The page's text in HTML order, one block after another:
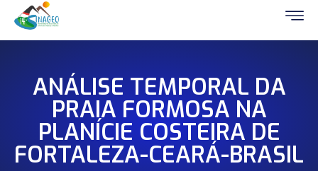
ANÁLISE TEMPORAL DA
PRAIA FORMOSA NA
PLANÍCIE COSTEIRA DE
FORTALEZA-CEARÁ-BRASIL